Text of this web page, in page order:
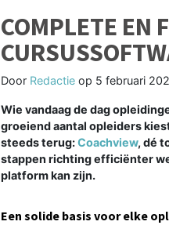
COMPLETE EN
Door Redactie op 5 februari
Wie vandaag de dag
groeiend aantal opleiders
steeds terug:Coachview, dé
stappen richting efficiënter
platform kan zijn.
Een solide basis voor elke